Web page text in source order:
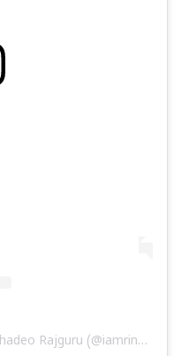
A post shared by Rinku Asha Mahadeo Rajguru (@iamrinkurajguru)